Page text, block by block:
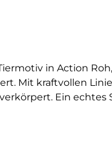
in Action
Mit kraftvollen
Ein